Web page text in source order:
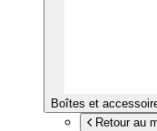
Boîtes et
Retour au